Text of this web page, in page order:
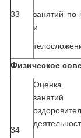
33
занятий по
и
Физическое
34
Оценка
занятий